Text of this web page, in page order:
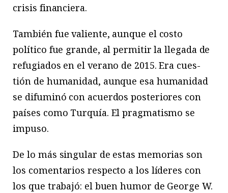
crisis financiera.
También fue valiente, aunque el costo
político fue grande, al permitir la llegada de
refugiados en el verano de 2015. Era cues-
tión de humanidad, aunque esa humanidad
se difuminó con acuerdos posteriores con
países como Turquía. El pragmatismo se
impuso.
De lo más singular de estas memorias son
los comentarios respecto a los líderes con
los que trabajó: el buen humor de George W.